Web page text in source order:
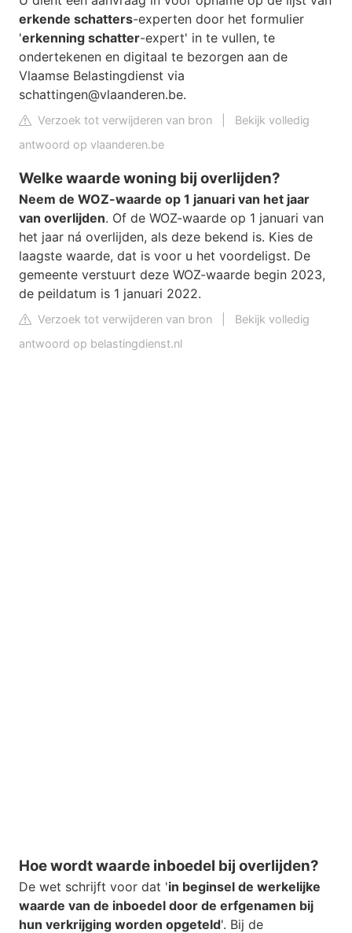
erkende schatters-experten door het formulier
'erkenning schatter-expert' in te vullen, te
ondertekenen en digitaal te bezorgen aan de
Vlaamse Belastingdienst via
schattingen@vlaanderen.be.
Verzoek tot verwijderen van bron
Bekijk volledig
antwoord op vlaanderen.be
Welke waarde woning bij overlijden?
Neem de WOZ-waarde op 1 januari van het jaar
van overlijden. Of de WOZ-waarde op 1 januari van
het jaar ná overlijden, als deze bekend is. Kies de
laagste waarde, dat is voor u het voordeligst. De
gemeente verstuurt deze WOZ-waarde begin 2023,
de peildatum is 1 januari 2022.
Verzoek tot verwijderen van bron
Bekijk volledig
antwoord op belastingdienst.nl
Hoe wordt waarde inboedel bij overlijden?
De wet schrijft voor dat 'in beginsel de werkelijke
waarde van de inboedel door de erfgenamen bij
hun verkrijging worden opgeteld'. Bij de